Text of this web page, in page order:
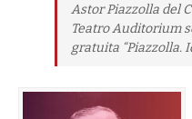
Astor Piazzolla del
Teatro Auditorium
gratuita “Piazzolla.